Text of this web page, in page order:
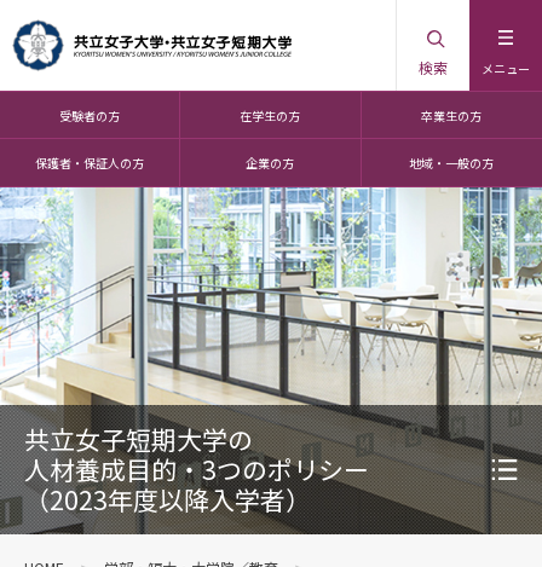
メニュー
検索
受験者の方 在学生の方 卒業生の方
保護者・保証人の方 企業の方 地域・一般の方
共立女子短期大学の
人材養成目的・3つのポリシー
（2023年度以降入学者）